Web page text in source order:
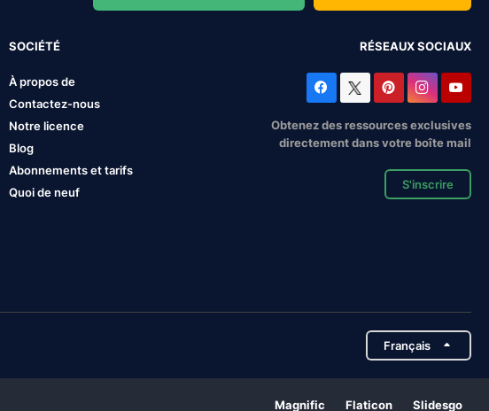
SOCIÉTÉ
À propos de
Contactez-nous
Notre licence
Blog
Abonnements et tarifs
Quoi de neuf
RÉSEAUX SOCIAUX
Obtenez des ressources exclusives
directement dans votre boîte mail
S'inscrire
Français
Magnific Flaticon Slidesgo